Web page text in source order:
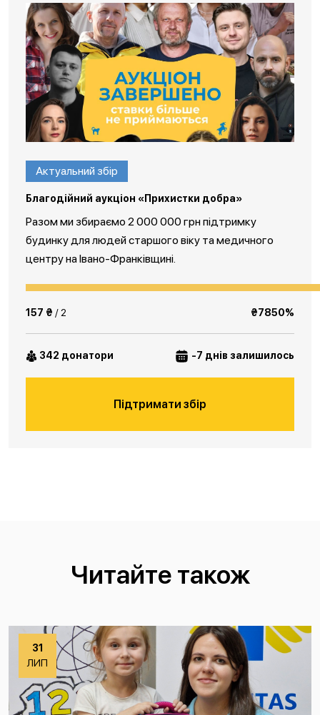
Актуальний збір
Благодійний аукціон «Прихистки добра»
Разом ми збираємо 2 000 000 грн підтримку
будинку для людей старшого віку та медичного
центру на Івано-Франківщині.
157 ₴ / 2 ₴7850%
342 донатори -7 днів залишилось
Підтримати збір
Читайте також
31
ЛИП